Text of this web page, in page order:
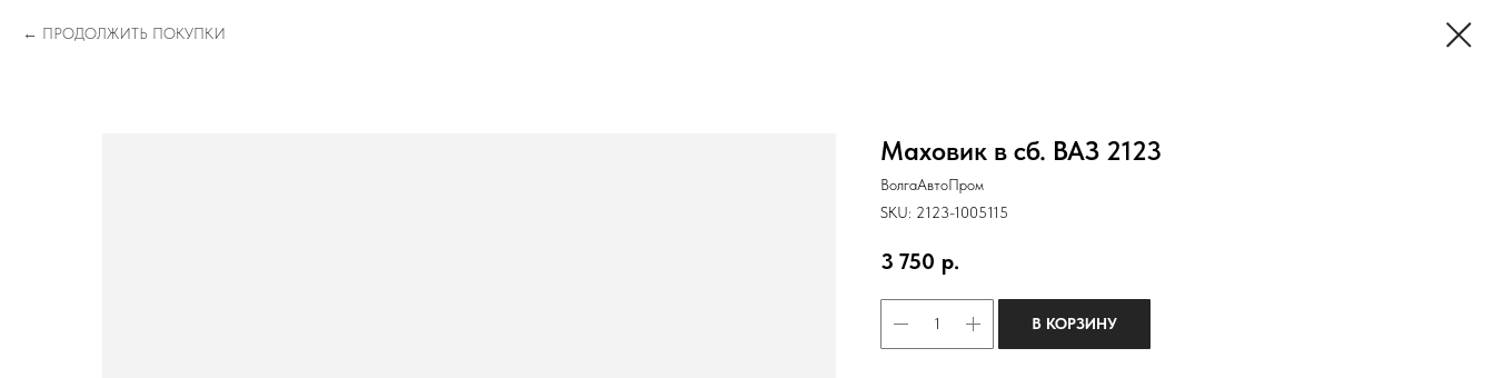
ПРОДОЛЖИТЬ ПОКУПКИ
Маховик в сб. ВАЗ 2123
ВолгаАвтоПром
SKU: 2123-1005115
3 750 р.
В КОРЗИНУ